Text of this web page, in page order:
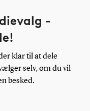
-
klar til at dele
selv, om du vil
besked.